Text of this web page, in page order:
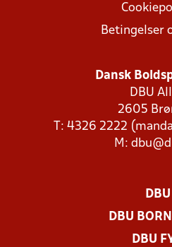
Betingelser
Dansk
DBU
2605
T: 4326 2222
M:
DBU
DBU
DBU